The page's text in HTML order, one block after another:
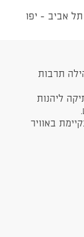
תרבות
ליהנות
באוויר